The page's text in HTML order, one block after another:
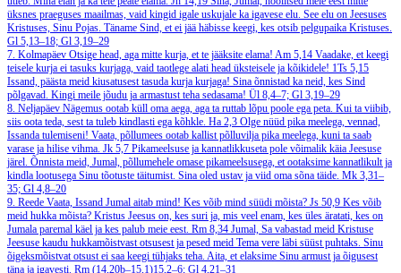
üksnes praeguses maailmas, vaid kingid igale uskujale ka igavese elu. See elu on Jeesuses
Kristuses, Sinu Pojas. Täname Sind, et ei jää häbisse keegi, kes otsib pelgupaika Kristuses.
Gl 5,13–18; Gl 3,19–29
7. Kolmapäev Otsige head, aga mitte kurja, et te jääksite elama! Am 5,14 Vaadake, et keegi
teisele kurja ei tasuks kurjaga, vaid taotlege alati head üksteisele ja kõikidele! 1Ts 5,15
Issand, päästa meid kiusatusest tasuda kurja kurjaga! Sina õnnistad ka neid, kes Sind
põlgavad. Kingi meile jõudu ja armastust teha sedasama! Ül 8,4–7; Gl 3,19–29
8. Neljapäev Nägemus ootab küll oma aega, aga ta ruttab lõpu poole ega peta. Kui ta viibib,
siis oota teda, sest ta tuleb kindlasti ega kõhkle. Ha 2,3 Olge nüüd pika meelega, vennad,
Issanda tulemiseni! Vaata, põllumees ootab kallist põlluvilja pika meelega, kuni ta saab
varase ja hilise vihma. Jk 5,7 Pikameelsuse ja kannatlikkuseta pole võimalik käia Jeesuse
järel. Õnnista meid, Jumal, põllumehele omase pikameelsusega, et ootaksime kannatlikult ja
kindla lootusega Sinu tõotuste täitumist. Sina oled ustav ja viid oma sõna täide. Mk 3,31–
35; Gl 4,8–20
9. Reede Vaata, Issand Jumal aitab mind! Kes võib mind süüdi mõista? Js 50,9 Kes võib
meid hukka mõista? Kristus Jeesus on, kes suri ja, mis veel enam, kes üles äratati, kes on
Jumala paremal käel ja kes palub meie eest. Rm 8,34 Jumal, Sa vabastad meid Kristuse
Jeesuse kaudu hukkamõistvast otsusest ja pesed meid Tema vere läbi süüst puhtaks. Sinu
õigeksmõistvat otsust ei saa keegi tühjaks teha. Aita, et elaksime Sinu armust ja õigusest
täna ja igavesti. Rm (14,20b–15,1)15,2–6; Gl 4,21–31